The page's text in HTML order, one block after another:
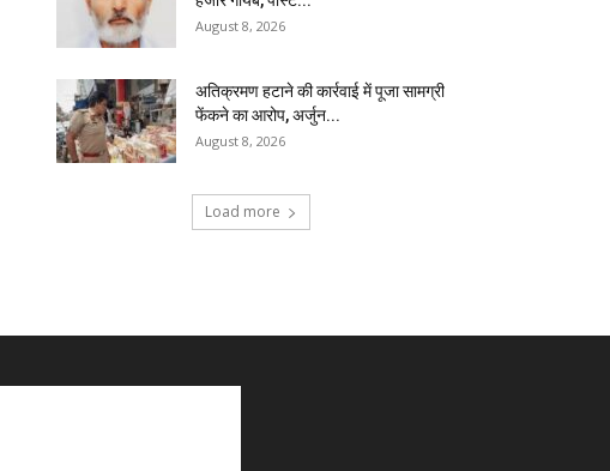
August 8, 2026
अतिक्रमण हटाने की कार्रवाई में पूजा सामग्री
फेंकने का आरोप, अर्जुन...
August 8, 2026
Load more